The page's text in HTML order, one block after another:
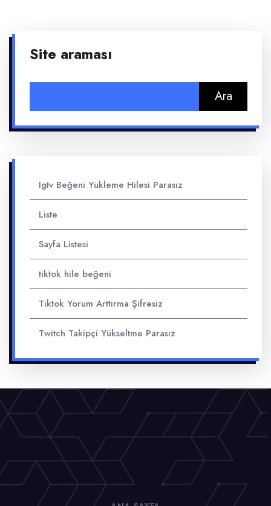
Site araması
Igtv Beğeni Yükleme Hilesi Parasız
Liste
Sayfa Listesi
tiktok hile beğeni
Tiktok Yorum Arttırma Şifresiz
Twitch Takipçi Yükseltme Parasız